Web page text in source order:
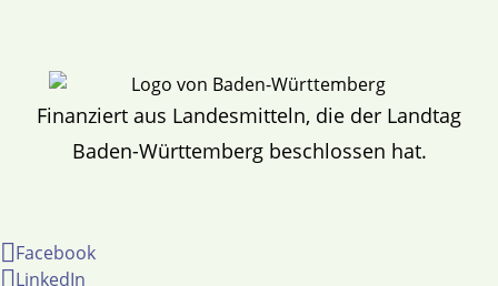
Finanziert aus Landesmitteln, die der Landtag
Baden-Württemberg beschlossen hat.
Facebook
LinkedIn